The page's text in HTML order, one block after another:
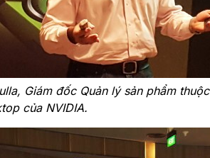
Giám đốc Quản lý sản phẩm
của NVIDIA.